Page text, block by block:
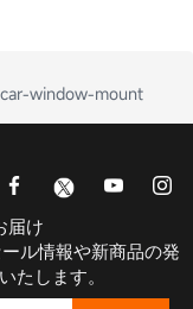
window-mount
届け
ル情報や新商品の発
たします。